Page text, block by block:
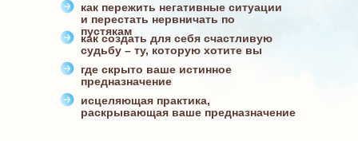
как создать для себя счастливую
судьбу – ту, которую хотите вы
где скрыто ваше истинное
предназначение
исцеляющая практика,
раскрывающая ваше предназначение
как пережить негативные ситуации
и перестать нервничать по
пустякам